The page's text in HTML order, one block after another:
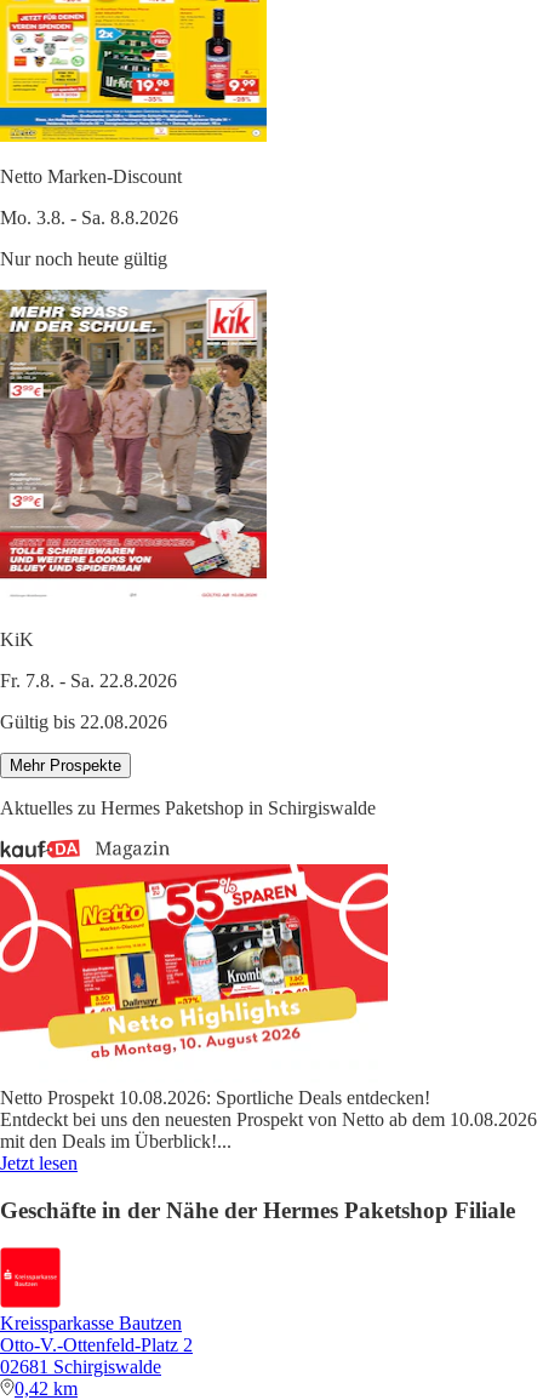
Netto Marken-Discount
Mo. 3.8. - Sa. 8.8.2026
Nur noch heute gültig
KiK
Fr. 7.8. - Sa. 22.8.2026
Gültig bis 22.08.2026
Mehr Prospekte
Aktuelles zu Hermes Paketshop in Schirgiswalde
Netto Prospekt 10.08.2026: Sportliche Deals entdecken!
Entdeckt bei uns den neuesten Prospekt von Netto ab dem 10.08.2026
mit den Deals im Überblick!...
Jetzt lesen
Geschäfte in der Nähe der Hermes Paketshop Filiale
Kreissparkasse Bautzen
Otto-V.-Ottenfeld-Platz 2
02681 Schirgiswalde
0,42 km